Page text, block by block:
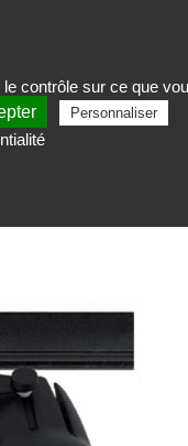
Action
contrôle sur ce que
Personnaliser